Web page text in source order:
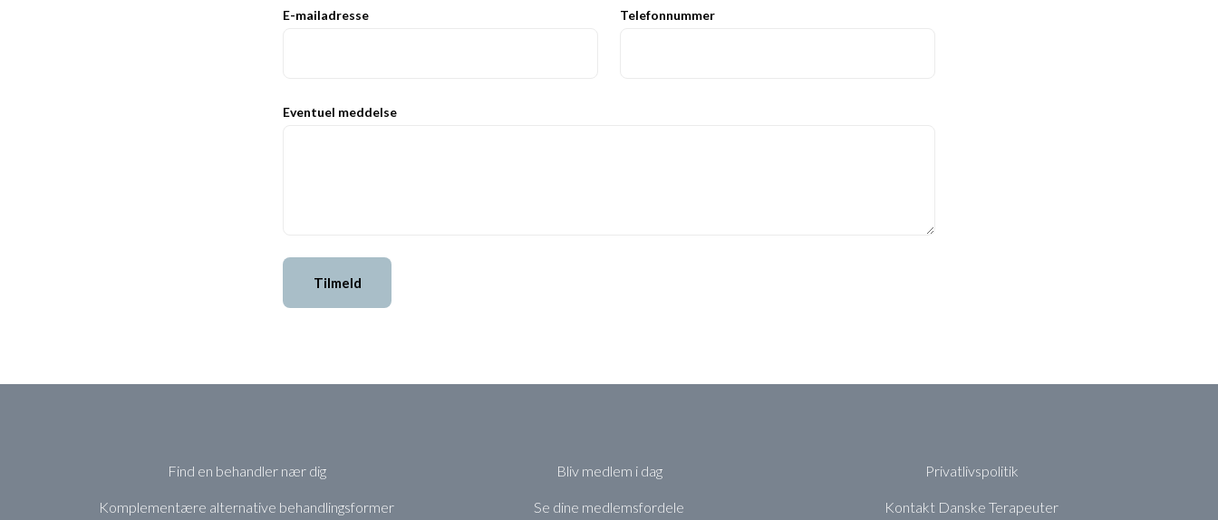
E-mailadresse Telefonnummer
Eventuel meddelse
Tilmeld
Find en behandler nær dig
Komplementære alternative behandlingsformer
Bliv medlem i dag
Se dine medlemsfordele
Privatlivspolitik
Kontakt Danske Terapeuter